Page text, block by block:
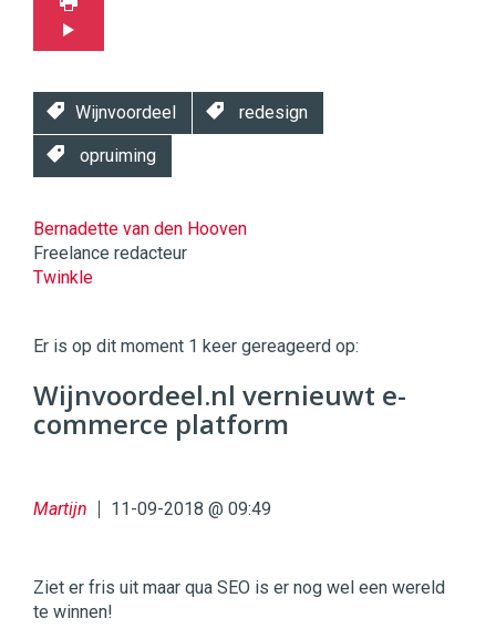
Wijnvoordeel redesign
opruiming
Bernadette van den Hooven
Freelance redacteur
Twinkle
|
Digital
Commerce https://twinklemagazine.nl
9654
Er is op dit moment 1 keer gereageerd op:
Wijnvoordeel.nl vernieuwt e-
commerce platform
Martijn 11-09-2018 @ 09:49
Ziet er fris uit maar qua SEO is er nog wel een wereld
te winnen!